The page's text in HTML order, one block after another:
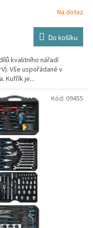
Na dotaz
Do košíku
kvalitního nářadí
Vše uspořádané v
Kufřík je...
Kód: 09455